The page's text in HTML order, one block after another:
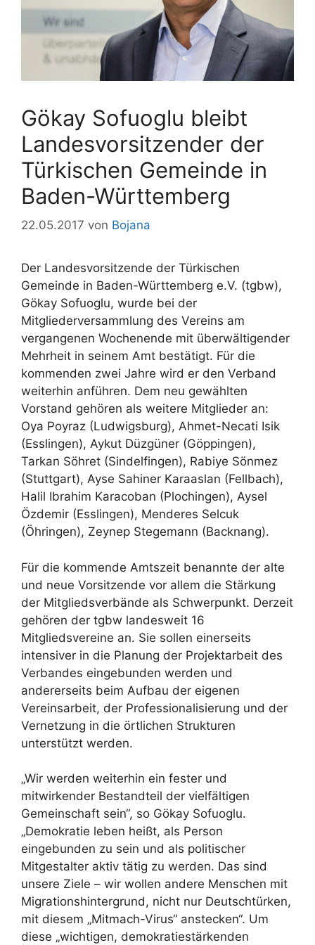
Gökay Sofuoglu bleibt
Landesvorsitzender der
Türkischen Gemeinde in
Baden-Württemberg
22.05.2017 von Bojana
Der Landesvorsitzende der Türkischen
Gemeinde in Baden-Württemberg e.V. (tgbw),
Gökay Sofuoglu, wurde bei der
Mitgliederversammlung des Vereins am
vergangenen Wochenende mit überwältigender
Mehrheit in seinem Amt bestätigt. Für die
kommenden zwei Jahre wird er den Verband
weiterhin anführen. Dem neu gewählten
Vorstand gehören als weitere Mitglieder an:
Oya Poyraz (Ludwigsburg), Ahmet-Necati Isik
(Esslingen), Aykut Düzgüner (Göppingen),
Tarkan Söhret (Sindelfingen), Rabiye Sönmez
(Stuttgart), Ayse Sahiner Karaaslan (Fellbach),
Halil Ibrahim Karacoban (Plochingen), Aysel
Özdemir (Esslingen), Menderes Selcuk
(Öhringen), Zeynep Stegemann (Backnang).
Für die kommende Amtszeit benannte der alte
und neue Vorsitzende vor allem die Stärkung
der Mitgliedsverbände als Schwerpunkt. Derzeit
gehören der tgbw landesweit 16
Mitgliedsvereine an. Sie sollen einerseits
intensiver in die Planung der Projektarbeit des
Verbandes eingebunden werden und
andererseits beim Aufbau der eigenen
Vereinsarbeit, der Professionalisierung und der
Vernetzung in die örtlichen Strukturen
unterstützt werden.
„Wir werden weiterhin ein fester und
mitwirkender Bestandteil der vielfältigen
Gemeinschaft sein“, so Gökay Sofuoglu.
„Demokratie leben heißt, als Person
eingebunden zu sein und als politischer
Mitgestalter aktiv tätig zu werden. Das sind
unsere Ziele – wir wollen andere Menschen mit
Migrationshintergrund, nicht nur Deutschtürken,
mit diesem „Mitmach-Virus“ anstecken“. Um
diese „wichtigen, demokratiestärkenden